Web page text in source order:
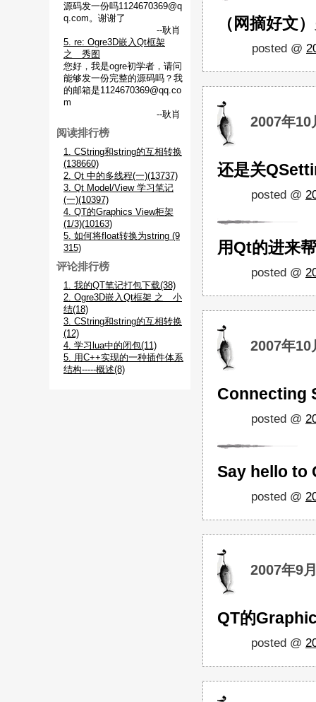
（网摘好文
posted @
2007年10
还是关
posted @
用Qt的进来
posted @
2007年10
Connecting
posted @
Say hello to
posted @
2007年9
QT的
posted @
源码发一份吗1124670369@q
q.com。谢谢了
--耿肖
5. re: Ogre3D嵌入Qt框架
之 秀图
您好，我是ogre初学者，请问
能够发一份完整的源码吗？我
的邮箱是1124670369@qq.co
m
--耿肖
阅读排行榜
1. CString和string的互相转换
(138660)
2. Qt 中的多线程(一)(13737)
3. Qt Model/View 学习笔记
(一)(10397)
4. QT的Graphics View柜架
(1/3)(10163)
5. 如何将float转换为string (9
315)
评论排行榜
1. 我的QT笔记打包下载(38)
2. Ogre3D嵌入Qt框架 之 小
结(18)
3. CString和string的互相转换
(12)
4. 学习lua中的闭包(11)
5. 用C++实现的一种插件体系
结构-----概述(8)